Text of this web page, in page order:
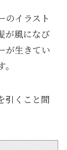
のイラスト
が風になび
が生きてい
引くこと間